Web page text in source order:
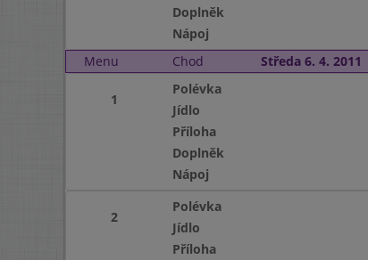
Doplněk
Nápoj
Menu
Chod Středa 6. 4. 2011
1
Polévka
Jídlo
Příloha
Doplněk
Nápoj
2
Polévka
Jídlo
Příloha